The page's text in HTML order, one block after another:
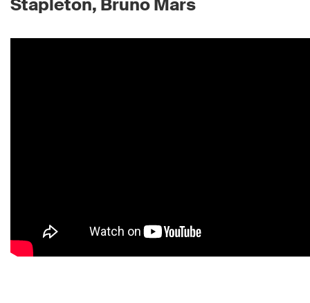
Stapleton, Bruno Mars